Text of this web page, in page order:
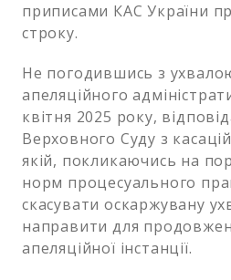
приписами КАС України
строку.
Не погодившись з
апеляційного
квітня 2025 року,
Верховного Суду з
якій, покликаючись на
норм процесуального
скасувати оскаржувану
направити для
апеляційної інстанції.